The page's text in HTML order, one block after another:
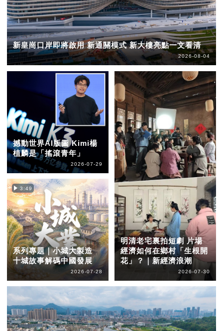
新皇崗口岸即將啟用 新通關模式 新大樓亮點一文看清
2026-08-04
撼動世界AI版圖 Kimi楊
植麟是「搖滾青年」
2026-07-29
3:49
系列專題｜小城大製造
十城故事解碼中國發展
2026-07-28
明清老宅裏拍短劇 片場
經濟如何在鄉村「生根開
花」？｜新經濟浪潮
2026-07-30